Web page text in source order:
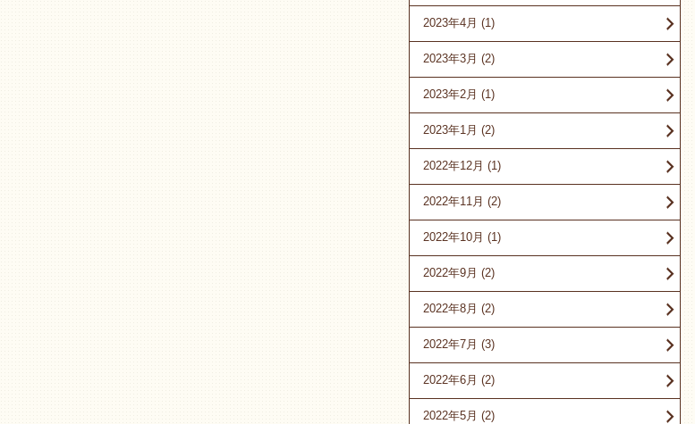
2023年4月 (1)
2023年3月 (2)
2023年2月 (1)
2023年1月 (2)
2022年12月 (1)
2022年11月 (2)
2022年10月 (1)
2022年9月 (2)
2022年8月 (2)
2022年7月 (3)
2022年6月 (2)
2022年5月 (2)